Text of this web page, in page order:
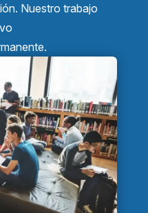
Nuestro trabajo